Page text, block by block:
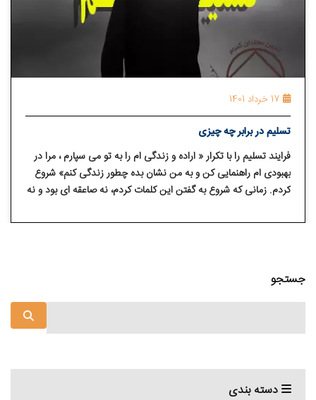
17 خرداد 1401
تسلیم در برابر چه چیزی
فرایند تسلیم را با تکرار « اراده و زندگی ام را به تو می سپارم ، مرا در
بهبودی ام راهنمایی کن و به من نشان بده چطور زندگی کنم» شروع
کردم. زمانی که شروع به گفتن این کلمات کردم، نه صاعقه ای بود و نه
اینکه هیچ نتیجه فوری حاصل نشد، کاری را کردم که راهنمایم گفته
جستجو
دسته بندی